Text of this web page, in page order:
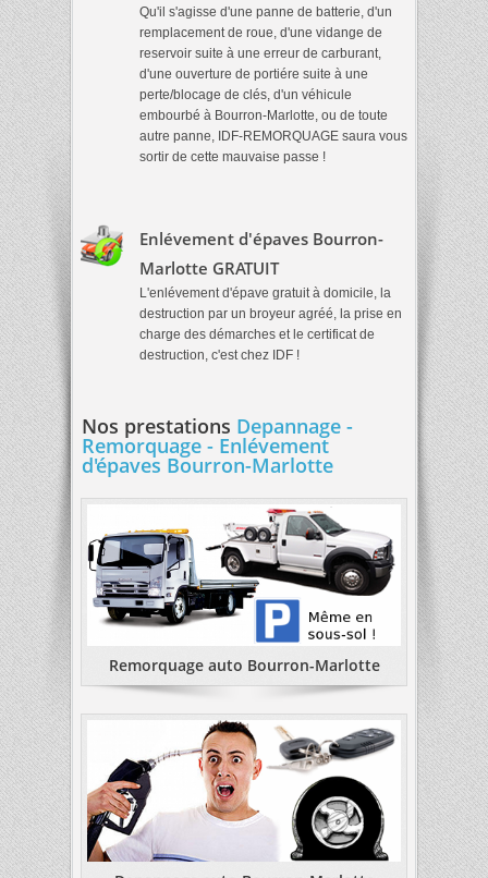
Qu'il s'agisse d'une panne de batterie, d'un
remplacement de roue, d'une vidange de
reservoir suite à une erreur de carburant,
d'une ouverture de portiére suite à une
perte/blocage de clés, d'un véhicule
embourbé à Bourron-Marlotte, ou de toute
autre panne, IDF-REMORQUAGE saura vous
sortir de cette mauvaise passe !
Enlévement d'épaves Bourron-
Marlotte GRATUIT
L'enlévement d'épave gratuit à domicile, la
destruction par un broyeur agréé, la prise en
charge des démarches et le certificat de
destruction, c'est chez IDF !
Nos prestations Depannage -
Remorquage - Enlévement
d'épaves Bourron-Marlotte
Remorquage auto Bourron-Marlotte